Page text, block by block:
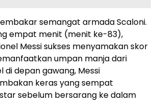
semangat armada Scaloni.
empat menit (menit ke-83),
Messi sukses menyamakan skor
umpan manja dari
di depan gawang, Messi
keras yang sempat
sebelum bersarang ke dalam